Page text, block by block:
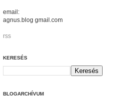
email:
agnus.blog gmail.com
rss
KERESÉS
BLOGARCHÍVUM